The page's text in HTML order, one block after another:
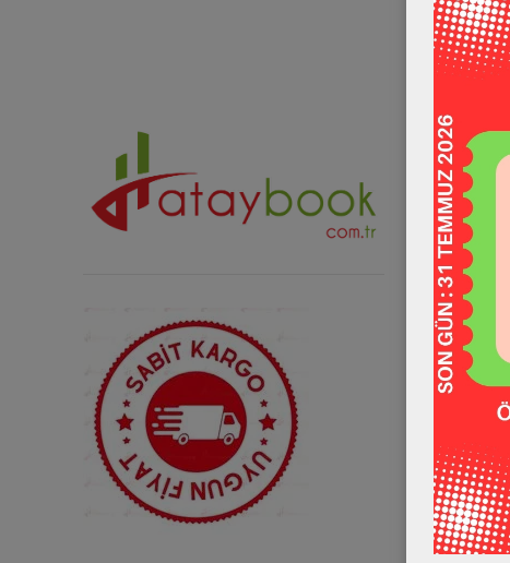
Sosyal
Instagram /
Twitter /
Facebook /
Youtube /
Diğer